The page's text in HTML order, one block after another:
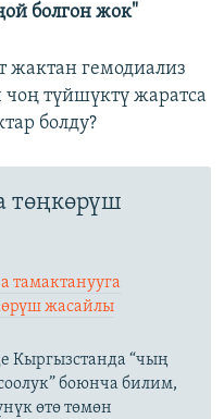
болгон жок"
жактан гемодиализ
чоң түйшүктү жаратса
болду?
төңкөрүш
тамактанууга
жасайлы
Кыргызстанда “чың
боюнча билим,
өтө төмөн